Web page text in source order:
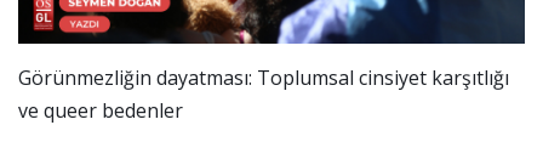
Görünmezliğin dayatması: Toplumsal cinsiyet karşıtlığı
ve queer bedenler